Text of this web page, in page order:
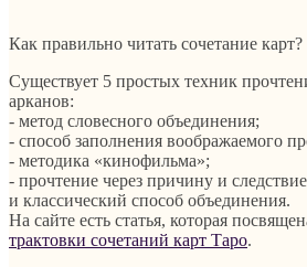
Как правильно читать сочетание карт?
Существует 5 простых техник
арканов:
- метод словесного объединения;
- способ заполнения воображаемого
- методика «кинофильма»;
- прочтение через причину и
и классический способ объединения.
На сайте есть статья, которая
трактовки сочетаний карт Таро.